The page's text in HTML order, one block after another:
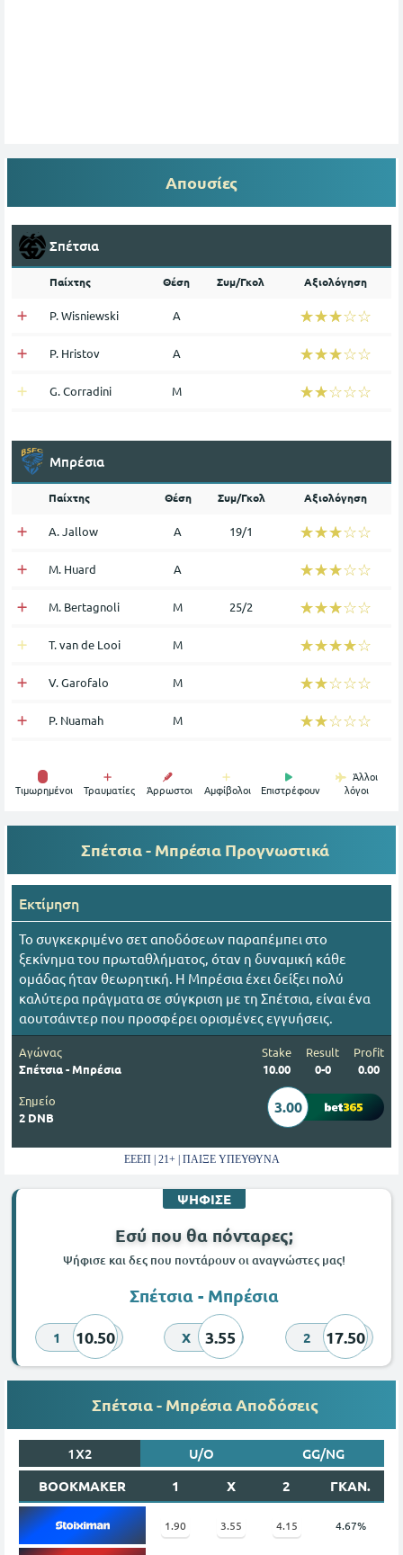
Απουσίες
Σπέτσια
Παίχτης Θέση Συμ/Γκολ Αξιολόγηση
P. Wisniewski Α ☆☆☆☆☆
★★★★★
P. Hristov Α ☆☆☆☆☆
★★★★★
G. Corradini Μ ☆☆☆☆☆
★★★★★
Μπρέσια
Παίχτης Θέση Συμ/Γκολ Αξιολόγηση
A. Jallow Α 19/1 ☆☆☆☆☆
★★★★★
M. Huard Α ☆☆☆☆☆
★★★★★
M. Bertagnoli Μ 25/2 ☆☆☆☆☆
★★★★★
T. van de Looi Μ ☆☆☆☆☆
★★★★★
V. Garofalo Μ ☆☆☆☆☆
★★★★★
P. Nuamah Μ ☆☆☆☆☆
★★★★★
Tιμωρημένοι Τραυματίες Άρρωστοι Αμφίβολοι Επιστρέφουν
Άλλοι
λόγοι
Σπέτσια - Μπρέσια Προγνωστικά
Εκτίμηση
Το συγκεκριμένο σετ αποδόσεων παραπέμπει στο
ξεκίνημα του πρωταθλήματος, όταν η δυναμική κάθε
ομάδας ήταν θεωρητική. Η Μπρέσια έχει δείξει πολύ
καλύτερα πράγματα σε σύγκριση με τη Σπέτσια, είναι ένα
αουτσάιντερ που προσφέρει ορισμένες εγγυήσεις.
Αγώνας
Σπέτσια - Μπρέσια
Stake
10.00
Result
0-0
Profit
0.00
Σημείο
2 DNB
3.00
ΕΕΕΠ | 21+ | ΠΑΙΞΕ ΥΠΕΥΘΥΝΑ
ΨΗΦΙΣΕ
Εσύ που θα πόνταρες;
Ψήφισε και δες που ποντάρουν οι αναγνώστες μας!
Σπέτσια - Μπρέσια
1 10.50 X 3.55 2 17.50
Σπέτσια - Μπρέσια Αποδόσεις
1X2 U/O
GG/NG
BOOKMAKER
1 X 2 ΓΚΑΝ.
1.90 3.55 4.15 4.67%